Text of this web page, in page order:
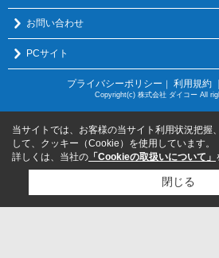
お問い合わせ
PCサイト
プライバシーポリシー 利用規約
Copyright(c) 株式会社 ダイコー All
当サイトでは、お客様の当サイト利用状況把握
して、クッキー（Cookie）を使用しています。
詳しくは、当社の 「Cookieの取扱いについて」
閉じる